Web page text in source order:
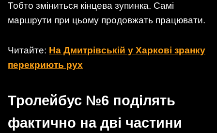
Тобто зміниться кінцева зупинка. Самі
маршрути при цьому продовжать працювати.
Читайте: На Дмитрівській у Харкові зранку
перекриють рух
Тролейбус №6 поділять
фактично на дві частини